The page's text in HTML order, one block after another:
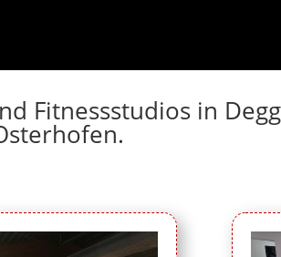
Fitnessstudios in